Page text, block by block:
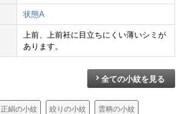
状態A
上前、上前衽に目立ちにくい薄いシミが
あります。
全ての小紋を見る
正絹の小紋 絞りの小紋 雲柄の小紋